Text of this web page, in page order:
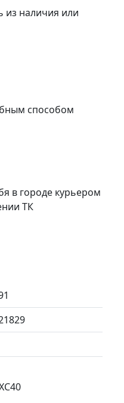
из наличия или
способом
в городе курьером
ТК